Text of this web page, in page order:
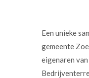
Een unieke
gemeente
eigenaren